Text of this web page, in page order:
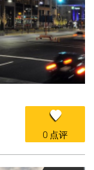
0 点评